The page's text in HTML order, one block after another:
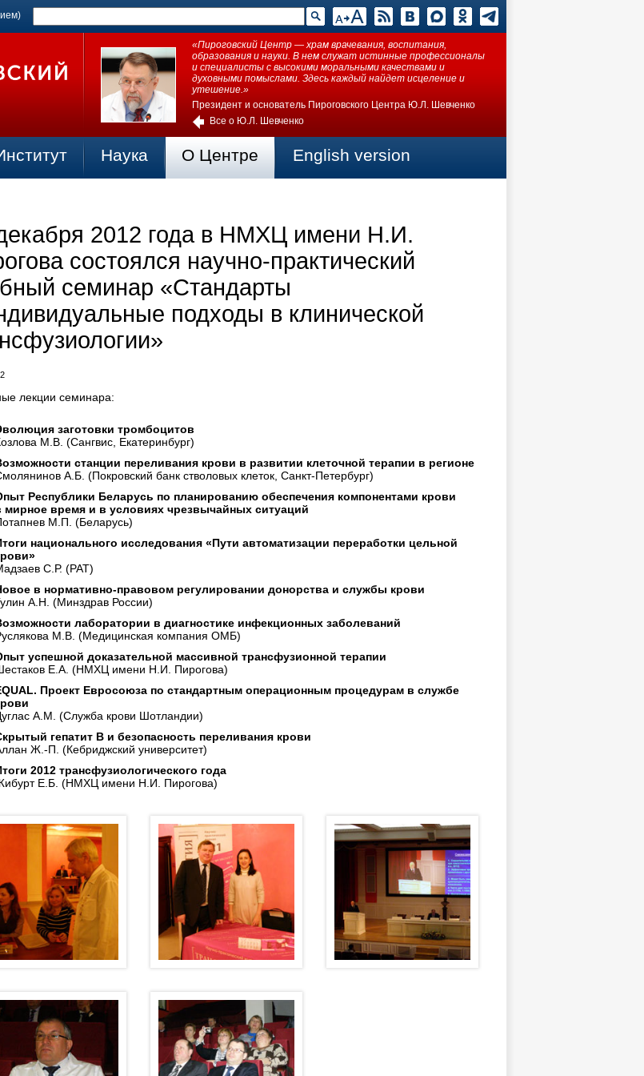
«Пироговский Центр — храм врачевания, воспитания,
образования и науки. В нем служат истинные профессионалы
и специалисты с высокими моральными качествами и
духовными помыслами. Здесь каждый найдет исцеление и
утешение.»
Президент и основатель Пироговского Центра Ю.Л. Шевченко
Все о Ю.Л. Шевченко
Наука О Центре English version
2012 года в НМХЦ имени Н.И.
состоялся научно-практический
семинар «Стандарты
подходы в клинической
лекции семинара:
заготовки тромбоцитов
М.В. (Сангвис, Екатеринбург)
станции переливания крови в развитии клеточной терапии в регионе
А.Б. (Покровский банк стволовых клеток, Санкт-Петербург)
Республики Беларусь по планированию обеспечения компонентами крови
мирное время и в условиях чрезвычайных ситуаций
М.П. (Беларусь)
национального исследования «Пути автоматизации переработки цельной
С.Р. (РАТ)
в нормативно-правовом регулировании донорства и службы крови
А.Н. (Минздрав России)
лаборатории в диагностике инфекционных заболеваний
М.В. (Медицинская компания ОМБ)
успешной доказательной массивной трансфузионной терапии
Е.А. (НМХЦ имени Н.И. Пирогова)
Проект Евросоюза по стандартным операционным процедурам в службе
А.М. (Служба крови Шотландии)
гепатит В и безопасность переливания крови
Ж.-П. (Кебриджский университет)
2012 трансфузиологического года
Е.Б. (НМХЦ имени Н.И. Пирогова)